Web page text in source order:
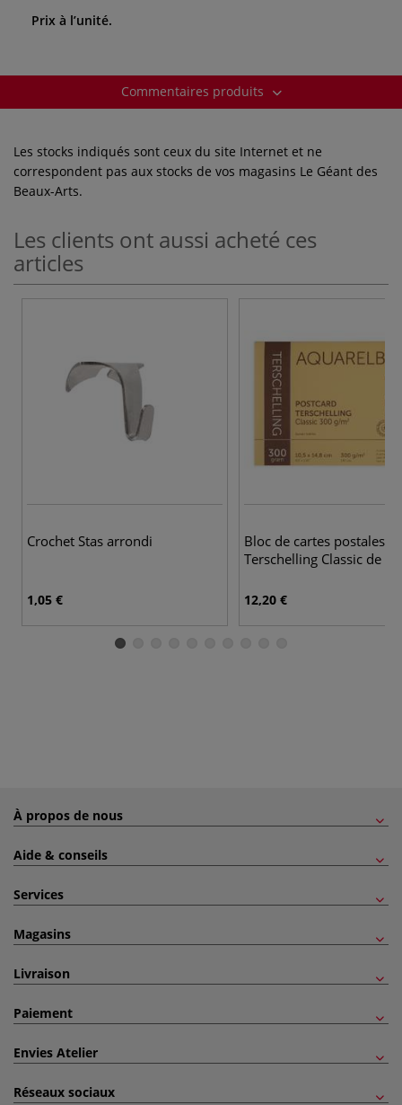
Prix à l’unité.
Commentaires produits
Les stocks indiqués sont ceux du site Internet et ne
correspondent pas aux stocks de vos magasins Le Géant des
Beaux-Arts.
Les clients ont aussi acheté ces
articles
Crochet Stas arrondi
1,05 €
Bloc de cartes postales
Terschelling Classic de
12,20 €
À propos de nous
Aide & conseils
Services
Magasins
Livraison
Paiement
Envies Atelier
Réseaux sociaux